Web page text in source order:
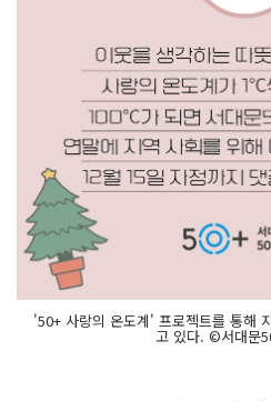
'50+ 사랑의 온도계' 프로젝트를 통해
고 있다. ©서대문